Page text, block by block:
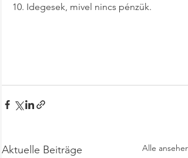
10. Idegesek, mivel nincs pénzük.
Aktuelle Beiträge Alle ansehen